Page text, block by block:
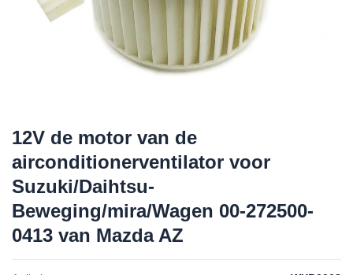
12V de motor van de
airconditionerventilator voor
Suzuki/Daihtsu-
Beweging/mira/Wagen 00-272500-
0413 van Mazda AZ